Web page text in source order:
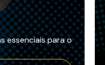
essenciais para o